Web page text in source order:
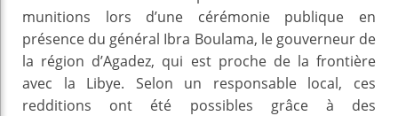
munitions lors d’une cérémonie publique en
présence du général Ibra Boulama, le gouverneur de
la région d’Agadez, qui est proche de la frontière
avec la Libye. Selon un responsable local, ces
redditions ont été possibles grâce à des